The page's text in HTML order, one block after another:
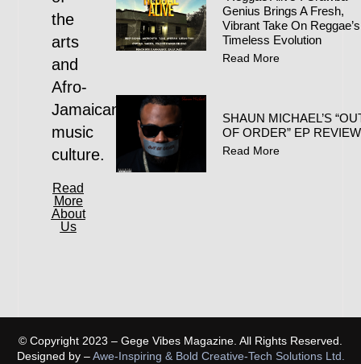
the
arts
and
Afro-
Jamaican
music
culture.
Read
More
About
Us
Genius Brings A Fresh,
Vibrant Take On Reggae’s
Timeless Evolution
Read More
SHAUN MICHAEL’S
OF ORDER” EP REVIEW
Read More
© Copyright 2023 – Gege Vibes Magazine. All Rights Reserved.
Designed by –Awe-Inspiring & Bold Creative-Tech Solutions Ltd.